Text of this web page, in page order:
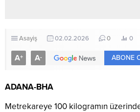
Asayiş 02.02.2026 0 0
A+ A- ABONE
ADANA-BHA
Metrekareye 100 kilogramın